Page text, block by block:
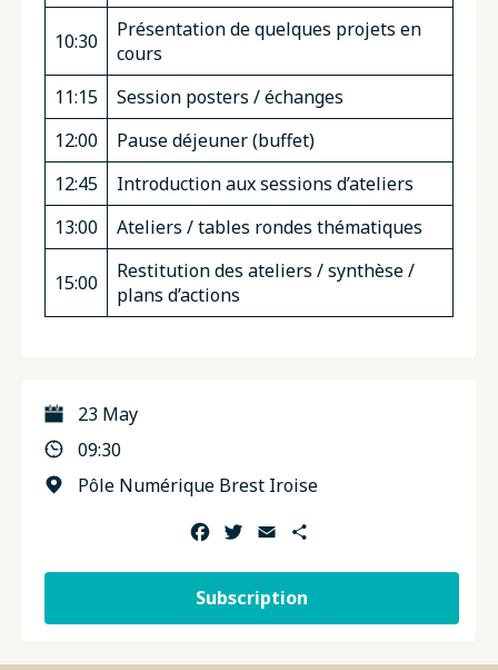
10:30
Présentation de quelques projets en
cours
11:15
Session posters / échanges
12:00
Pause déjeuner (buffet)
12:45
Introduction aux sessions d’ateliers
13:00
Ateliers / tables rondes thématiques
15:00
Restitution des ateliers / synthèse /
plans d’actions
23 May
09:30
Pôle Numérique Brest Iroise
Facebook
TwitterEmailShare
Subscription